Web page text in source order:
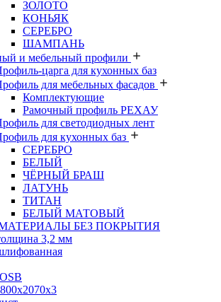
ЗОЛОТО
КОНЬЯК
СЕРЕБРО
ШАМПАНЬ
и мебельный профили
царга для кухонных баз
для мебельных фасадов
Комплектующие
Рамочный профиль РЕХАУ
для светодиодных лент
для кухонных баз
СЕРЕБРО
БЕЛЫЙ
ЧЁРНЫЙ БРАШ
ЛАТУНЬ
ТИТАН
БЕЛЫЙ МАТОВЫЙ
БЕЗ ПОКРЫТИЯ
3,2 мм